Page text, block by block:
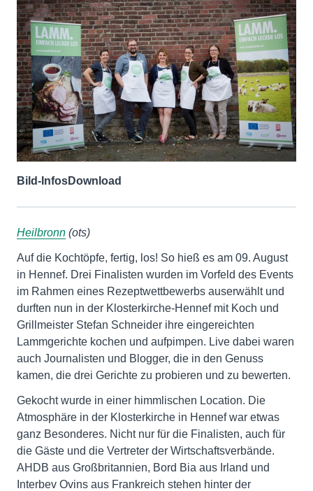
Bild-InfosDownload
Heilbronn (ots)
Auf die Kochtöpfe, fertig, los! So hieß es am 09. August
in Hennef. Drei Finalisten wurden im Vorfeld des Events
im Rahmen eines Rezeptwettbewerbs auserwählt und
durften nun in der Klosterkirche-Hennef mit Koch und
Grillmeister Stefan Schneider ihre eingereichten
Lammgerichte kochen und aufpimpen. Live dabei waren
auch Journalisten und Blogger, die in den Genuss
kamen, die drei Gerichte zu probieren und zu bewerten.
Gekocht wurde in einer himmlischen Location. Die
Atmosphäre in der Klosterkirche in Hennef war etwas
ganz Besonderes. Nicht nur für die Finalisten, auch für
die Gäste und die Vertreter der Wirtschaftsverbände.
AHDB aus Großbritannien, Bord Bia aus Irland und
Interbev Ovins aus Frankreich stehen hinter der